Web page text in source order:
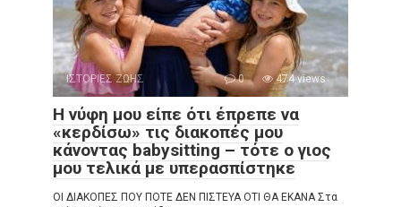
ΙΣΤΟΡΙΕΣ ΖΩΗΣ 0 474 views
Η νύφη μου είπε ότι έπρεπε να
«κερδίσω» τις διακοπές μου
κάνοντας babysitting – τότε ο γιος
μου τελικά με υπερασπίστηκε
ΟΙ ΔΙΑΚΟΠΕΣ ΠΟΥ ΠΟΤΕ ΔΕΝ ΠΙΣΤΕΥΑ ΟΤΙ ΘΑ ΕΚΑΝΑ Στα